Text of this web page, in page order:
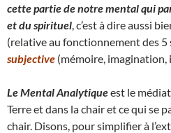
cette partie de notre mental qui
et du spirituel , c’est à dire aussi
(relative au fonctionnement des 5
subjective (mémoire,
Le Mental Analytiqueest le
Terre et dans la chair et ce qui se
chair. Disons, pour simplifier à